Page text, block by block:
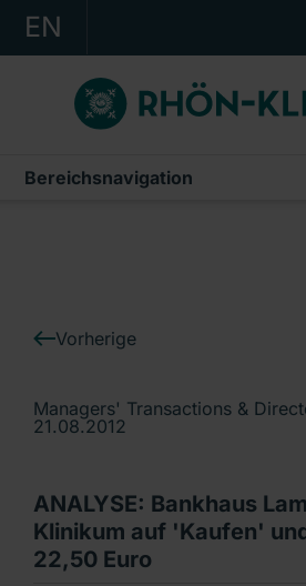
EN
KONZERN
KLINIKEN
KARRIERE
Ein Unternehmen der RHÖN-KLINIKUM AG
Bereichsnavigation
IR-News
Vorherige
Managers' Transactions &
21.08.2012
ANALYSE: Bankhaus
Klinikum auf 'Kaufen'
22,50 Euro